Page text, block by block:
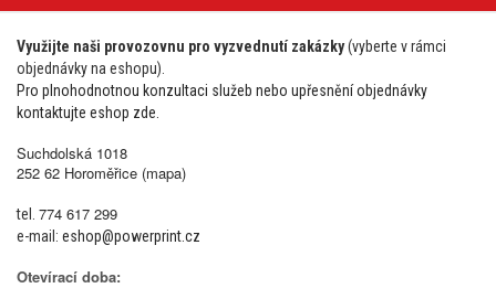
Využijte naši provozovnu pro vyzvednutí zakázky(vyberte v rámci
objednávky na eshopu).
Pro plnohodnotnou konzultaci služeb nebo upřesnění objednávky
kontaktujte eshop zde.
Suchdolská 1018
252 62 Horoměřice (mapa)
tel. 774 617 299
e-mail: eshop@powerprint.cz
Otevírací doba: